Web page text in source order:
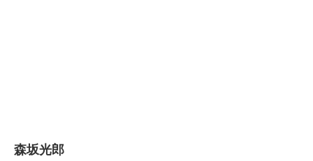
建設×テクノロジーの最前線
森坂光郎